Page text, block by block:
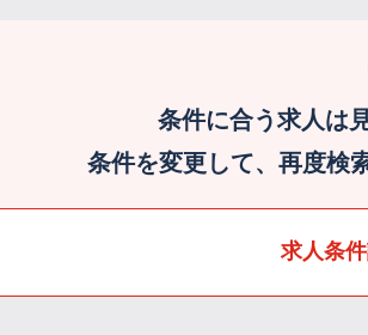
条件に合う求人は
条件を変更して、再度検
求人条